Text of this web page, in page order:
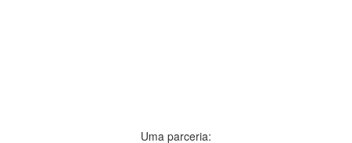
Uma parceria: